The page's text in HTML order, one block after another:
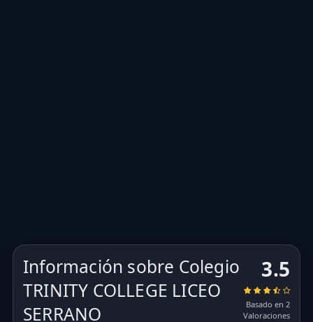
Información sobre Colegio
TRINITY COLLEGE LICEO
SERRANO
3.5
Basado en 2
Valoraciones